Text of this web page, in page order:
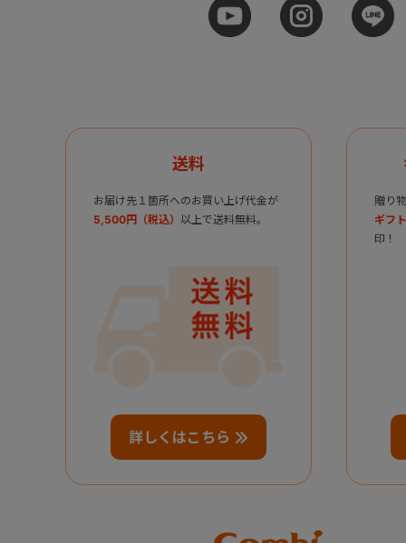
送料
お届け先１箇所へのお買い上げ代金が
5,500円（税込） 以上で送料無料。
詳しくはこちら
贈り
ギフ
印！
Combi